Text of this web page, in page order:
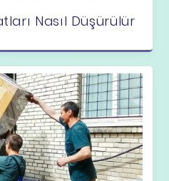
Nasıl Düşürülür